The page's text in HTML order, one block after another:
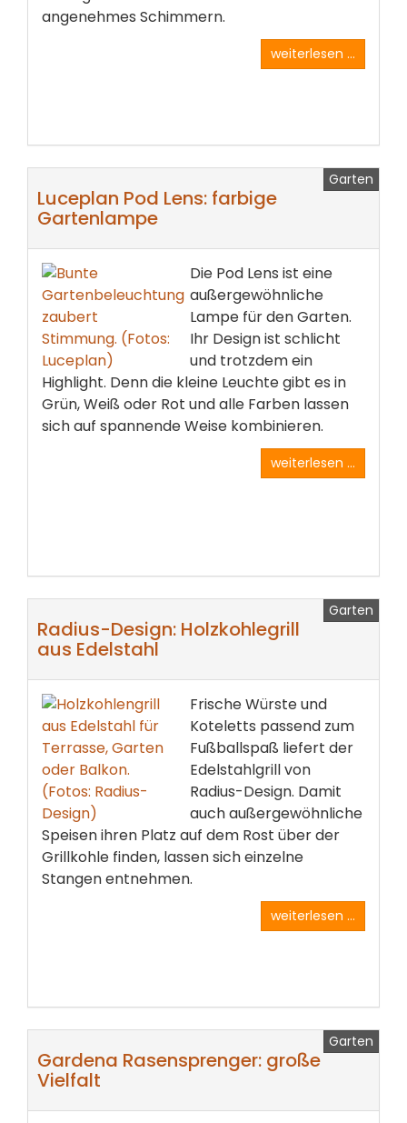
angenehmes Schimmern.
weiterlesen ...
Garten
Luceplan Pod Lens: farbige
Gartenlampe
Die Pod Lens ist eine
außergewöhnliche
Lampe für den Garten.
Ihr Design ist schlicht
und trotzdem ein
Highlight. Denn die kleine Leuchte gibt es in
Grün, Weiß oder Rot und alle Farben lassen
sich auf spannende Weise kombinieren.
weiterlesen ...
Garten
Radius-Design: Holzkohlegrill
aus Edelstahl
Frische Würste und
Koteletts passend zum
Fußballspaß liefert der
Edelstahlgrill von
Radius-Design. Damit
auch außergewöhnliche
Speisen ihren Platz auf dem Rost über der
Grillkohle finden, lassen sich einzelne
Stangen entnehmen.
weiterlesen ...
Garten
Gardena Rasensprenger: große
Vielfalt